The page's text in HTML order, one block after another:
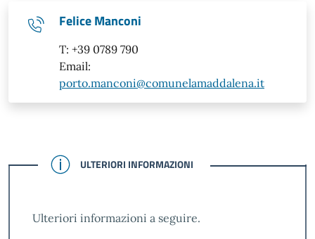
Felice Manconi
T: +39 0789 790
Email:
porto.manconi@comunelamaddalena.it
CONFERMATO
ULTERIORI INFORMAZIONI
Ulteriori informazioni a seguire.